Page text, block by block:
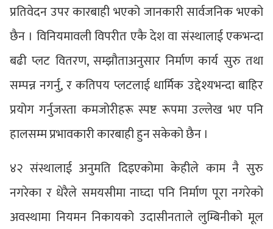
प्रतिवेदन उपर कारबाही भएको जानकारी सार्वजनिक भएको
छैन । विनियमावली विपरीत एकै देश वा संस्थालाई एकभन्दा
बढी प्लट वितरण, सम्झौताअनुसार निर्माण कार्य सुरु तथा
सम्पन्न नगर्नु, र कतिपय प्लटलाई धार्मिक उद्देश्यभन्दा बाहिर
प्रयोग गर्नुजस्ता कमजोरीहरू स्पष्ट रूपमा उल्लेख भए पनि
हालसम्म प्रभावकारी कारबाही हुन सकेको छैन ।
४२ संस्थालाई अनुमति दिइएकोमा केहीले काम नै सुरु
नगरेका र धेरैले समयसीमा नाघ्दा पनि निर्माण पूरा नगरेको
अवस्थामा नियमन निकायको उदासीनताले लुम्बिनीको मूल